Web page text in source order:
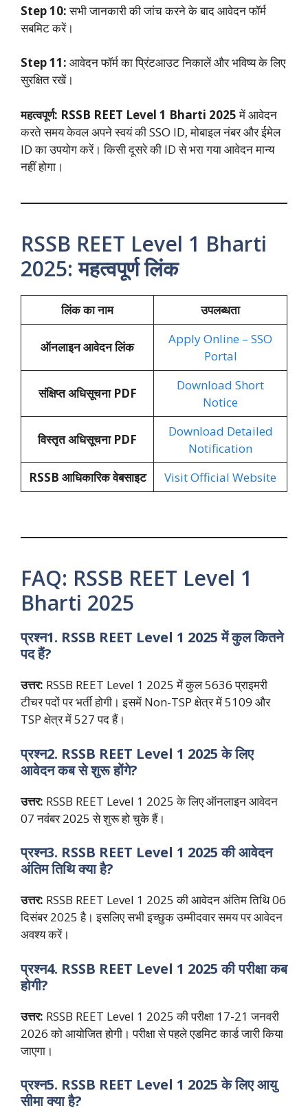
Step 10:सभी जानकारी की जांच करने के बाद आवेदन फॉर्म
सबमिट करें।
Step 11: आवेदन फॉर्म का प्रिंटआउट निकालें और भविष्य के लिए
सुरक्षित रखें।
महत्वपूर्ण: RSSB REET Level 1 Bharti 2025में आवेदन
करते समय केवल अपने स्वयं की SSO ID, मोबाइल नंबर और ईमेल
ID का उपयोग करें। किसी दूसरे की ID से भरा गया आवेदन मान्य
नहीं होगा।
RSSB REET Level 1 Bharti
2025: महत्वपूर्ण लिंक
लिंक का नाम उपलब्धता
ऑनलाइन आवेदन लिंक
Apply Online – SSO
Portal
संक्षिप्त अधिसूचना PDF
Download Short
Notice
विस्तृत अधिसूचना PDF
Download Detailed
Notification
RSSB आधिकारिक वेबसाइट
Visit Official Website
FAQ: RSSB REET Level 1
Bharti 2025
प्रश्न1. RSSB REET Level 1 2025 में कुल कितने
पद हैं?
उत्तर: RSSB REET Level 1 2025 में कुल 5636 प्राइमरी
टीचर पदों पर भर्ती होगी। इसमें Non-TSP क्षेत्र में 5109 और
TSP क्षेत्र में 527 पद हैं।
प्रश्न2. RSSB REET Level 1 2025 के लिए
आवेदन कब से शुरू होंगे?
उत्तर: RSSB REET Level 1 2025 के लिए ऑनलाइन आवेदन
07 नवंबर 2025 से शुरू हो चुके हैं।
प्रश्न3. RSSB REET Level 1 2025 की आवेदन
अंतिम तिथि क्या है?
उत्तर: RSSB REET Level 1 2025 की आवेदन अंतिम तिथि 06
दिसंबर 2025 है। इसलिए सभी इच्छुक उम्मीदवार समय पर आवेदन
अवश्य करें।
प्रश्न4. RSSB REET Level 1 2025 की परीक्षा कब
होगी?
उत्तर: RSSB REET Level 1 2025 की परीक्षा 17-21 जनवरी
2026 को आयोजित होगी। परीक्षा से पहले एडमिट कार्ड जारी किया
जाएगा।
प्रश्न5. RSSB REET Level 1 2025 के लिए आयु
सीमा क्या है?